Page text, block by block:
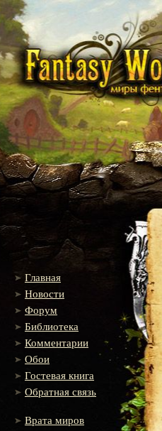
Главная
Новости
Форум
Библиотека
Комментарии
Обои
Гостевая книга
Обратная связь
Врата миров